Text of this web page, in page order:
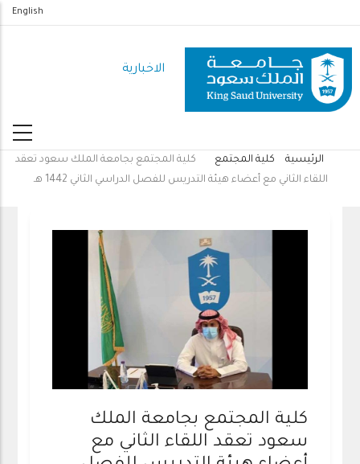
المحتوى
الرئيسي
English
الاخبارية
مسار
الرئيسية كلية المجتمع
كلية المجتمع بجامعة الملك سعود تعقد
اللقاء الثاني مع أعضاء هيئة التدريس للفصل الدراسي الثاني 1442 هـ
كلية المجتمع بجامعة الملك
سعود تعقد اللقاء الثاني مع